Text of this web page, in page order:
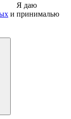
Я даю
и принималью